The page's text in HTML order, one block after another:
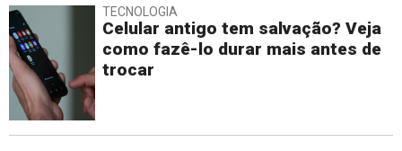
TECNOLOGIA
Celular antigo tem salvação? Veja
como fazê-lo durar mais antes de
trocar